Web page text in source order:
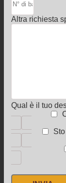
Altra richiesta
Qual è il tuo